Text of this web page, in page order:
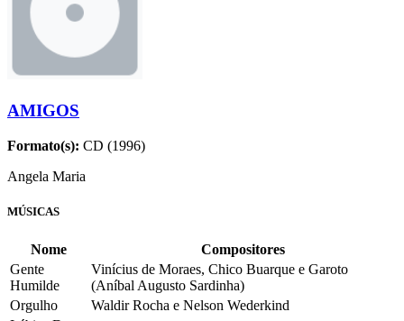
AMIGOS
Formato(s): CD (1996)
Angela Maria
MÚSICAS
Nome
Compositores
Gente
Humilde
Vinícius de Moraes, Chico Buarque e Garoto
(Aníbal Augusto Sardinha)
Orgulho
Waldir Rocha e Nelson Wederkind